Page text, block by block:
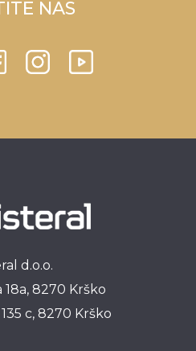
NAS
d.o.o.
18a, 8270 Krško
c, 8270 Krško